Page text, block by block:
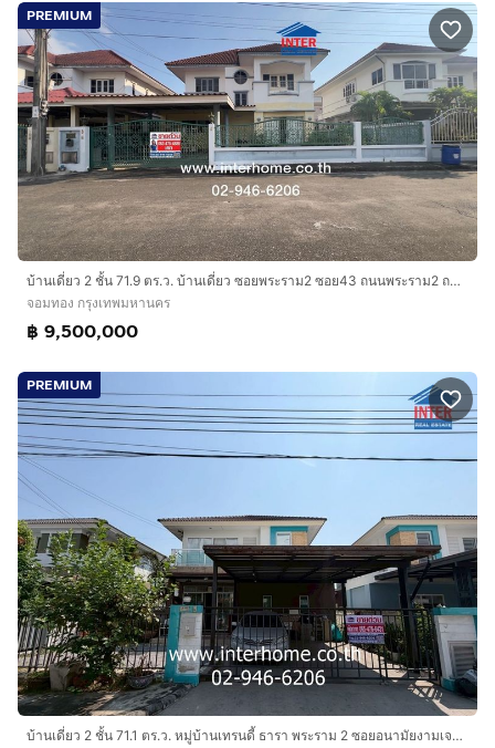
PREMIUM
บ้านเดี่ยว 2 ชั้น 71.9 ตร.ว. บ้านเดี่ยว ซอยพระราม2 ซอย43 ถนนพระราม2 ถนนสุขสวัสดิ์ เขตจอมทอง กรุงเทพมหานคร
จอมทอง กรุงเทพมหานคร
฿ 9,500,000
PREMIUM
บ้านเดี่ยว 2 ชั้น 71.1 ตร.ว. หมู่บ้านเทรนดี้ ธารา พระราม 2 ซอยอนามัยงามเจริญ11 ถนนพระราม2 ถนนอนามัยงามเจริญ เขตจอมทอง กรุงเทพมหานคร